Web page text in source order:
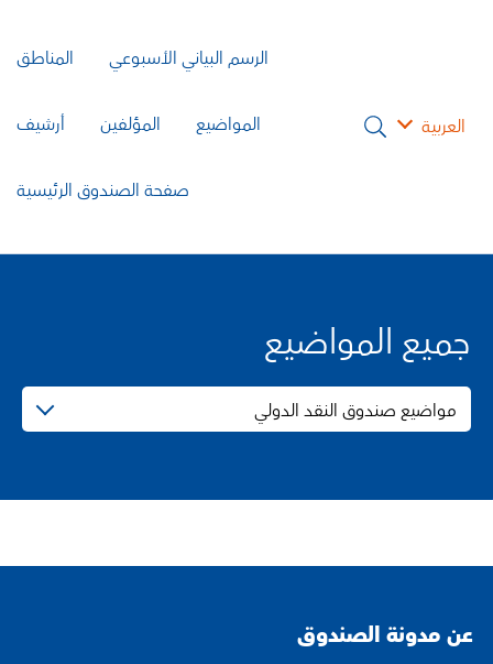
العربية
الرسم البياني الأسبوعي المناطق
المواضيع المؤلفين أرشيف
صفحة الصندوق الرئيسية
جميع المواضيع
مواضيع صندوق النقد الدولي
عن مدونة الصندوق